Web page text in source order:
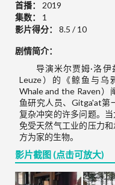
首播：
2019
集数：
1
影片得分：
8.5 / 10
剧情简介：
导演米尔贾姆·洛伊
Leuze）的《鲸鱼与乌
Whale and the Raven）
鱼研究人员、Gitga'at第
复杂冲突的许多问题。
免受天然气工业的压力
方为家的生物。
影片截图 (点击可放大)